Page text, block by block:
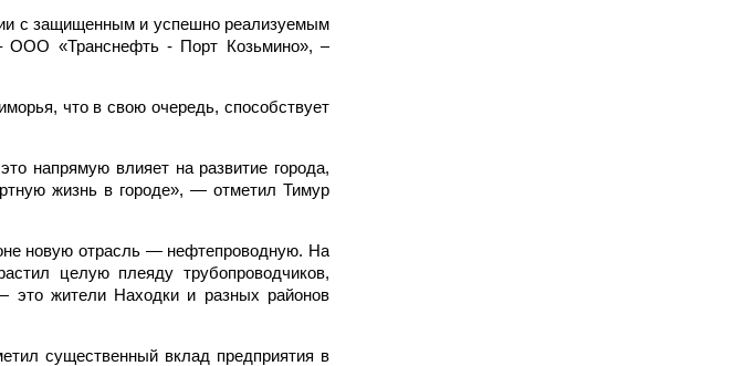
с защищенным и успешно реализуемым
ООО «Транснефть - Порт Козьмино», –
что в свою очередь, способствует
напрямую влияет на развитие города,
жизнь в городе», — отметил Тимур
новую отрасль — нефтепроводную. На
целую плеяду трубопроводчиков,
это жители Находки и разных районов
существенный вклад предприятия в